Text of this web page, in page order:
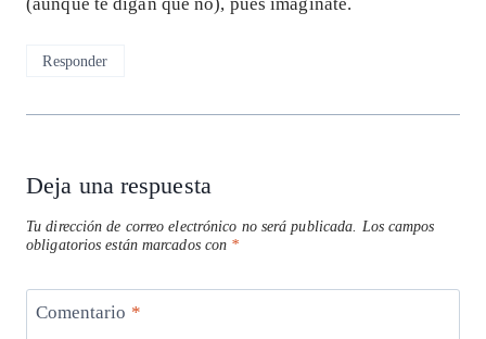
(aunque te digan que no), pues imagínate.
Responder
Deja una respuesta
Tu dirección de correo electrónico no será publicada.
Los campos
obligatorios están marcados con *
Comentario *